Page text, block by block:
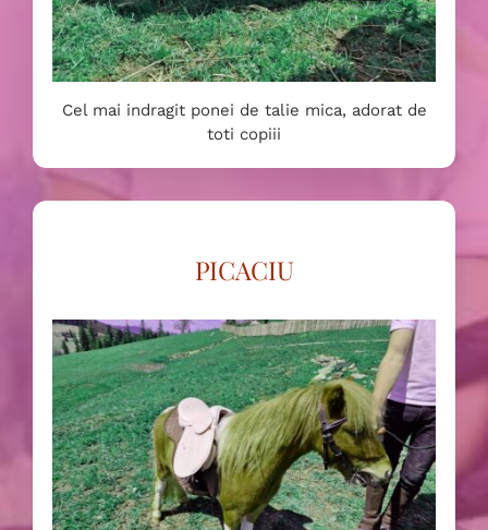
Cel mai indragit ponei de talie mica, adorat de
toti copiii
PICACIU